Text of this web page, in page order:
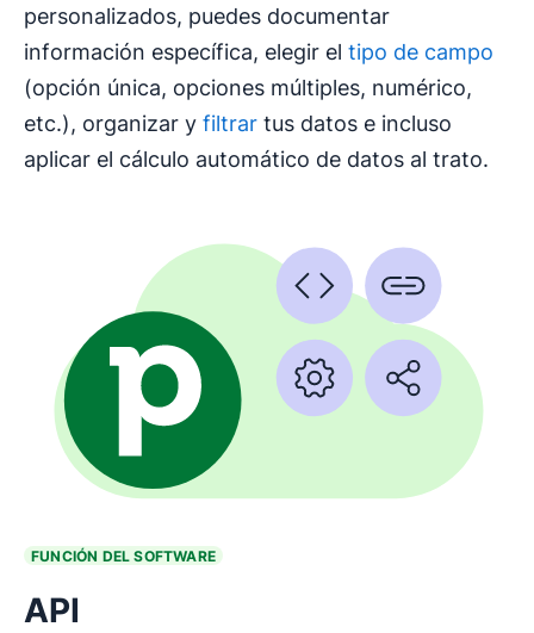
personalizados, puedes documentar
información específica, elegir el tipo de campo
(opción única, opciones múltiples, numérico,
etc.), organizar y filtrar tus datos e incluso
aplicar el cálculo automático de datos al trato.
FUNCIÓN DEL SOFTWARE
API